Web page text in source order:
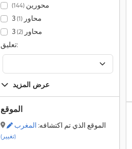
محورين(144)
3 محاور(1)
3 محاور(2)
تعليق:
عرض المزيد
الموقع
الموقع الذي تم اكتشافه: المغرب
(تغيير)